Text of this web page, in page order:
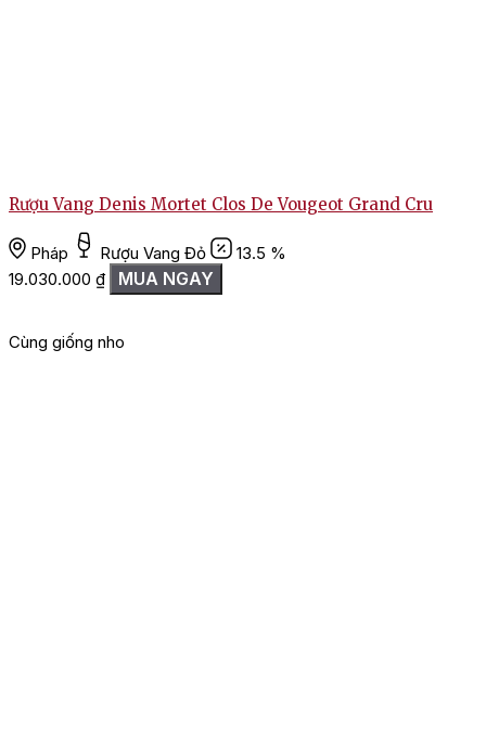
Rượu Vang Denis Mortet Clos De Vougeot Grand Cru
Pháp Rượu Vang Đỏ
13.5 %
19.030.000 ₫ MUA NGAY
Cùng giống nho